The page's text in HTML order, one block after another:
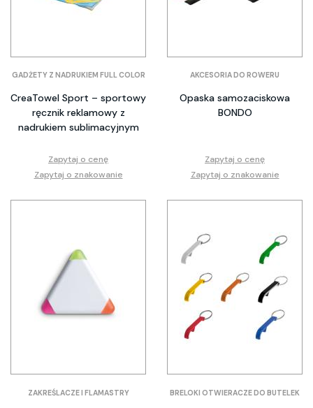
GADŻETY Z NADRUKIEM FULL COLOR
CreaTowel Sport – sportowy
ręcznik reklamowy z
nadrukiem sublimacyjnym
Zapytaj o cenę
Zapytaj o znakowanie
AKCESORIA DO ROWERU
Opaska samozaciskowa
BONDO
Zapytaj o cenę
Zapytaj o znakowanie
ZAKREŚLACZE I FLAMASTRY BRELOKI OTWIERACZE DO BUTELEK